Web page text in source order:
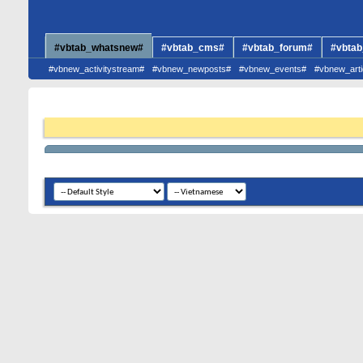
#vbtab_whatsnew#
#vbnew_activitystream# #vbnew_newposts# #vbnew_events#
#vbtab_cms# #vbtab_forum#